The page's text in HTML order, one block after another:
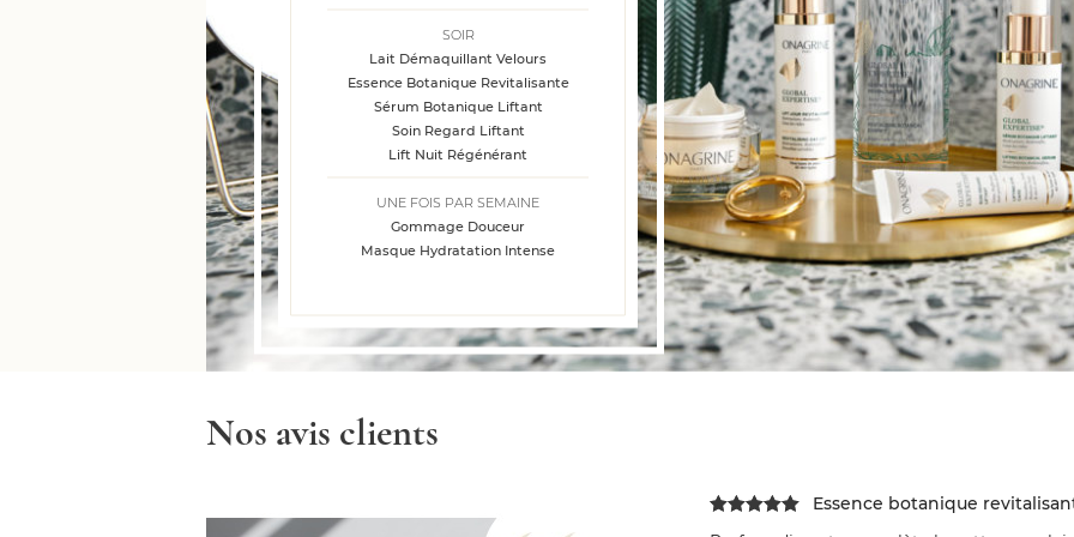
SOIR
Lait Démaquillant Velours
Essence Botanique Revitalisante
Sérum Botanique Liftant
Soin Regard Liftant
Lift Nuit Régénérant
UNE FOIS PAR SEMAINE
Gommage Douceur
Masque Hydratation Intense
Nos avis clients
Essence botanique